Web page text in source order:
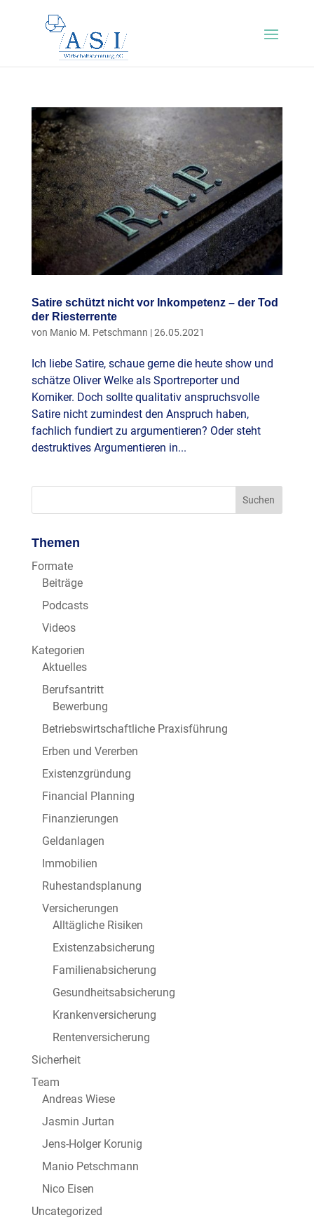
Satire schützt nicht vor Inkompetenz – der Tod
der Riesterrente
von Manio M. Petschmann |26.05.2021
Ich liebe Satire, schaue gerne die heute show und
schätze Oliver Welke als Sportreporter und
Komiker. Doch sollte qualitativ anspruchsvolle
Satire nicht zumindest den Anspruch haben,
fachlich fundiert zu argumentieren? Oder steht
destruktives Argumentieren in...
Themen
Formate
Beiträge
Podcasts
Videos
Kategorien
Aktuelles
Berufsantritt
Bewerbung
Betriebswirtschaftliche Praxisführung
Erben und Vererben
Existenzgründung
Financial Planning
Finanzierungen
Geldanlagen
Immobilien
Ruhestandsplanung
Versicherungen
Alltägliche Risiken
Existenzabsicherung
Familienabsicherung
Gesundheitsabsicherung
Krankenversicherung
Rentenversicherung
Sicherheit
Team
Andreas Wiese
Jasmin Jurtan
Jens-Holger Korunig
Manio Petschmann
Nico Eisen
Uncategorized